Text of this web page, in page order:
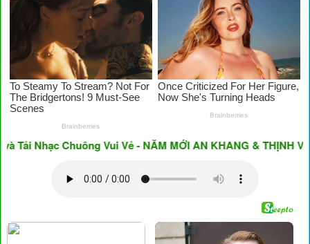
Chuông Vui Vẻ - NĂM MỚI AN KHANG & THỊNH